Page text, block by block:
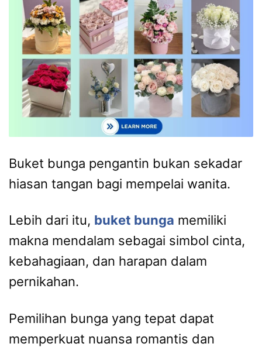
Buket bunga pengantin bukan sekadar
hiasan tangan bagi mempelai wanita.
Lebih dari itu, buket bunga memiliki
makna mendalam sebagai simbol cinta,
kebahagiaan, dan harapan dalam
pernikahan.
Pemilihan bunga yang tepat dapat
memperkuat nuansa romantis dan